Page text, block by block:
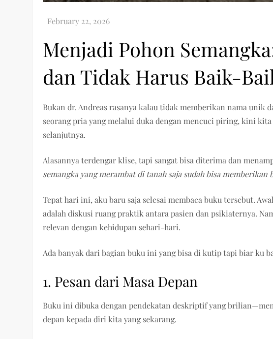
Menjadi Pohon
dan Tidak Harus Baik-
Bukan dr. Andreas rasanya kalau tidak memberikan nama unik
seorang pria yang melalui duka dengan mencuci piring, kini
selanjutnya.
Alasannya terdengar klise, tapi sangat bisa diterima dan
semangka yang merambat di tanah saja sudah bisa memberikan
Tepat hari ini, aku baru saja selesai membaca buku tersebut.
adalah diskusi ruang praktik antara pasien dan psikiaternya.
relevan dengan kehidupan sehari-hari.
Ada banyak dari bagian buku ini yang bisa di kutip tapi biar ku
1. Pesan dari Masa Depan
Buku ini dibuka dengan pendekatan deskriptif yang
depan kepada diri kita yang sekarang.